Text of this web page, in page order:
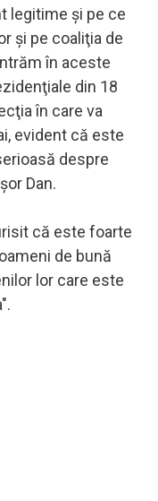
legitime şi pe ce
şi pe coaliţia de
în aceste
din 18
în care va
evident că este
despre
Dan.
că este foarte
de bună
lor care este